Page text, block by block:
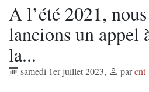
A l’été 2021, nous
lancions un appel
la...
samedi 1er juillet 2023, parcnt